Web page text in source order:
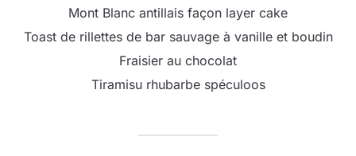
Mont Blanc antillais façon layer cake
Toast de rillettes de bar sauvage à vanille et boudin
Fraisier au chocolat
Tiramisu rhubarbe spéculoos